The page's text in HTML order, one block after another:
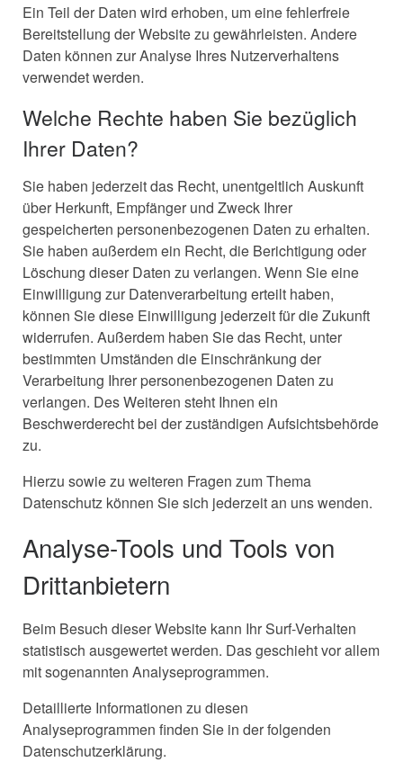
Ein Teil der Daten wird erhoben, um eine fehlerfreie
Bereitstellung der Website zu gewährleisten. Andere
Daten können zur Analyse Ihres Nutzerverhaltens
verwendet werden.
Welche Rechte haben Sie bezüglich
Ihrer Daten?
Sie haben jederzeit das Recht, unentgeltlich Auskunft
über Herkunft, Empfänger und Zweck Ihrer
gespeicherten personenbezogenen Daten zu erhalten.
Sie haben außerdem ein Recht, die Berichtigung oder
Löschung dieser Daten zu verlangen. Wenn Sie eine
Einwilligung zur Datenverarbeitung erteilt haben,
können Sie diese Einwilligung jederzeit für die Zukunft
widerrufen. Außerdem haben Sie das Recht, unter
bestimmten Umständen die Einschränkung der
Verarbeitung Ihrer personenbezogenen Daten zu
verlangen. Des Weiteren steht Ihnen ein
Beschwerderecht bei der zuständigen Aufsichtsbehörde
zu.
Hierzu sowie zu weiteren Fragen zum Thema
Datenschutz können Sie sich jederzeit an uns wenden.
Analyse-Tools und Tools von
Dritt­anbietern
Beim Besuch dieser Website kann Ihr Surf-Verhalten
statistisch ausgewertet werden. Das geschieht vor allem
mit sogenannten Analyseprogrammen.
Detaillierte Informationen zu diesen
Analyseprogrammen finden Sie in der folgenden
Datenschutzerklärung.